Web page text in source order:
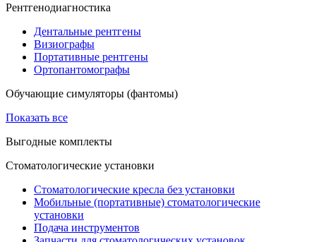
Рентгенодиагностика
Дентальные рентгены
Визиографы
Портативные рентгены
Ортопантомографы
Обучающие симуляторы (фантомы)
Показать все
Выгодные комплекты
Стоматологические установки
Стоматологические кресла без установки
Мобильные (портативные) стоматологические
установки
Подача инструментов